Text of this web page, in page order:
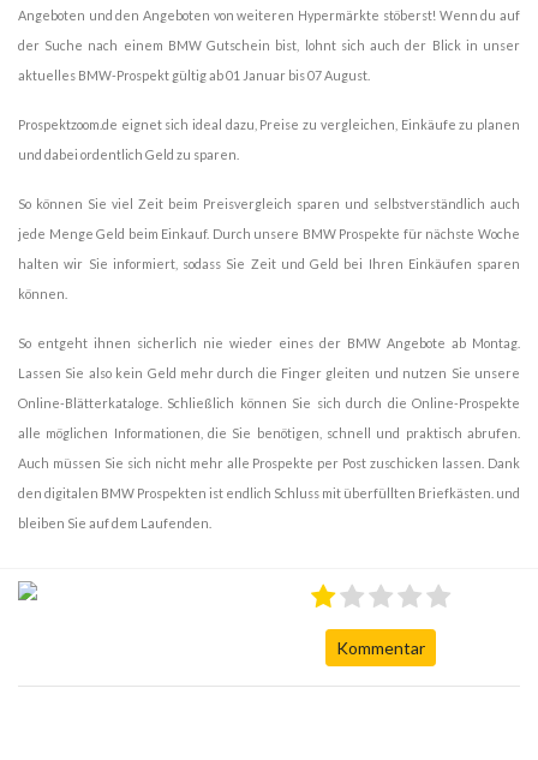
Kommentar
Angeboten und den Angeboten von weiteren Hypermärkte stöberst! Wenn du auf
der Suche nach einem BMW Gutschein bist, lohnt sich auch der Blick in unser
aktuelles BMW-Prospekt gültig ab 01 Januar bis 07 August.
Prospektzoom.de eignet sich ideal dazu, Preise zu vergleichen, Einkäufe zu planen
und dabei ordentlich Geld zu sparen.
So können Sie viel Zeit beim Preisvergleich sparen und selbstverständlich auch
jede Menge Geld beim Einkauf. Durch unsere BMW Prospekte für nächste Woche
halten wir Sie informiert, sodass Sie Zeit und Geld bei Ihren Einkäufen sparen
können.
So entgeht ihnen sicherlich nie wieder eines der BMW Angebote ab Montag.
Lassen Sie also kein Geld mehr durch die Finger gleiten und nutzen Sie unsere
Online-Blätterkataloge. Schließlich können Sie sich durch die Online-Prospekte
alle möglichen Informationen, die Sie benötigen, schnell und praktisch abrufen.
Auch müssen Sie sich nicht mehr alle Prospekte per Post zuschicken lassen. Dank
den digitalen BMW Prospekten ist endlich Schluss mit überfüllten Briefkästen. und
bleiben Sie auf dem Laufenden.